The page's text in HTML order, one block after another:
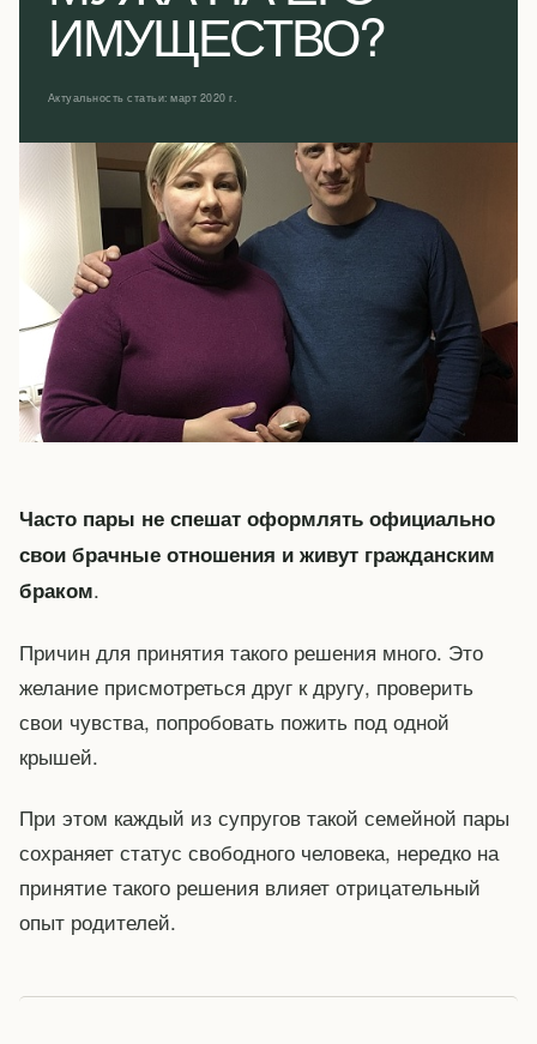
ИМУЩЕСТВО?
Актуальность статьи: март 2020 г.
Часто пары не спешат оформлять официально
свои брачные отношения и живут гражданским
браком.
Причин для принятия такого решения много. Это
желание присмотреться друг к другу, проверить
свои чувства, попробовать пожить под одной
крышей.
При этом каждый из супругов такой семейной пары
сохраняет статус свободного человека, нередко на
принятие такого решения влияет отрицательный
опыт родителей.